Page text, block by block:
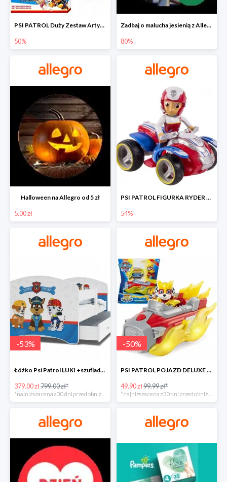
PSI PATROL Duży Zestaw Artystyczny 52 elementy na piąty komplet -50%
50%
Zadbaj o malucha jesienią z Allegro do -80%
80%
Halloween na Allegro od 5 zł
5.00 zł
PSI PATROL FIGURKA RYDER + QUAD POJAZD RATUNKOWY -54%
54%
-53%
Łóżko Psi Patrol LUKI +szuflada+materac+grafika -52%
379.00 zł799.00 zł*
-50%
PSI PATROL POJAZD DELUXE FIGURKA MARSHALL MIGHTY -50%
49.90 zł99.99 zł*